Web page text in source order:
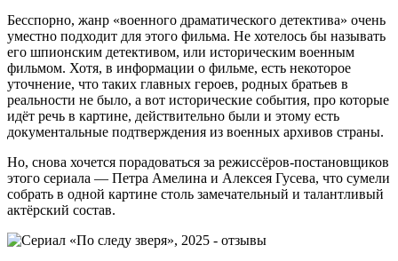
Бесспорно, жанр «военного драматического детектива» очень
уместно подходит для этого фильма. Не хотелось бы называть
его шпионским детективом, или историческим военным
фильмом. Хотя, в информации о фильме, есть некоторое
уточнение, что таких главных героев, родных братьев в
реальности не было, а вот исторические события, про которые
идёт речь в картине, действительно были и этому есть
документальные подтверждения из военных архивов страны.
Но, снова хочется порадоваться за режиссёров-постановщиков
этого сериала — Петра Амелина и Алексея Гусева, что сумели
собрать в одной картине столь замечательный и талантливый
актёрский состав.